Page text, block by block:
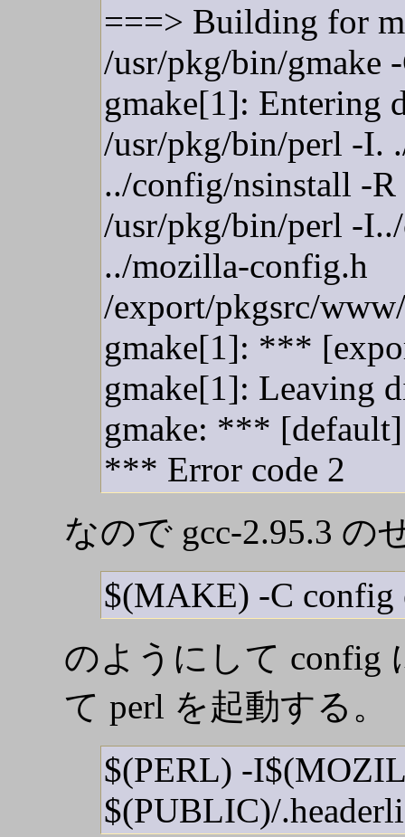
===> Building for
/usr/pkg/bin/gmake
gmake[1]: Entering
/usr/pkg/bin/perl -I.
../config/nsinstall -
/usr/pkg/bin/perl -
../mozilla-config.h
/export/pkgsrc/
gmake[1]: ***
gmake[1]: Leaving
gmake: ***
*** Error code 2
なので gcc-2.95.3 の
$(MAKE) -C config
のようにして config
て perl を起動する。
$(PERL) -
$(PUBLIC)/